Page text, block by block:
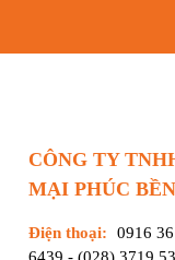
CÔNG TY
MẠI PHÚC BỀN
Điện thoại: 0916